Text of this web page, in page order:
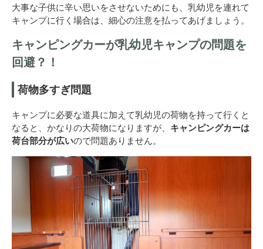
大事な子供に辛い思いをさせないためにも、乳幼児を連れて
キャンプに行く場合は、細心の注意を払ってあげましょう。
キャンピングカーが乳幼児キャンプの問題を
回避？！
荷物多すぎ問題
キャンプに必要な道具に加えて乳幼児の荷物を持って行くと
なると、かなりの大荷物になりますが、 キャンピングカーは
荷台部分が広いので問題ありません。